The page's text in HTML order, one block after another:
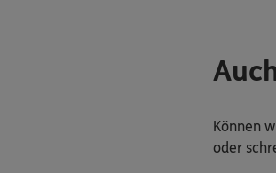
Können
oder